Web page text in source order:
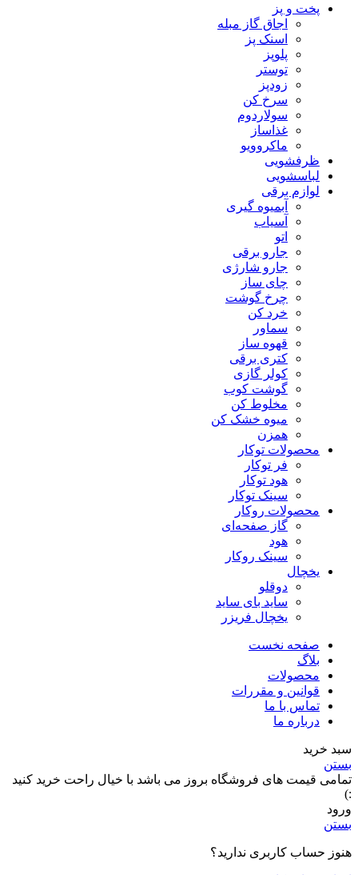
پخت و پز
اجاق گاز مبله
اسنک پز
پلوپز
توستر
زودپز
سرخ کن
سولاردوم
غذاساز
ماکروویو
ظرفشویی
لباسشویی
لوازم برقی
آبمیوه گیری
آسیاب
اتو
جارو برقی
جارو شارژی
چای ساز
چرخ گوشت
خرد کن
سماور
قهوه ساز
کتری برقی
کولر گازی
گوشت کوب
مخلوط کن
میوه خشک کن
همزن
محصولات توکار
فر توکار
هود توکار
سینک توکار
محصولات روکار
گاز صفحه‌ای
هود
سینک روکار
یخچال
دوقلو
ساید بای ساید
یخچال فریزر
صفحه نخست
بلاگ
محصولات
قوانین و مقررات
تماس با ما
درباره ما
سبد خرید
بستن
تمامی قیمت های فروشگاه بروز می باشد با خیال راحت خرید کنید
:)
ورود
بستن
هنوز حساب کاربری ندارید؟